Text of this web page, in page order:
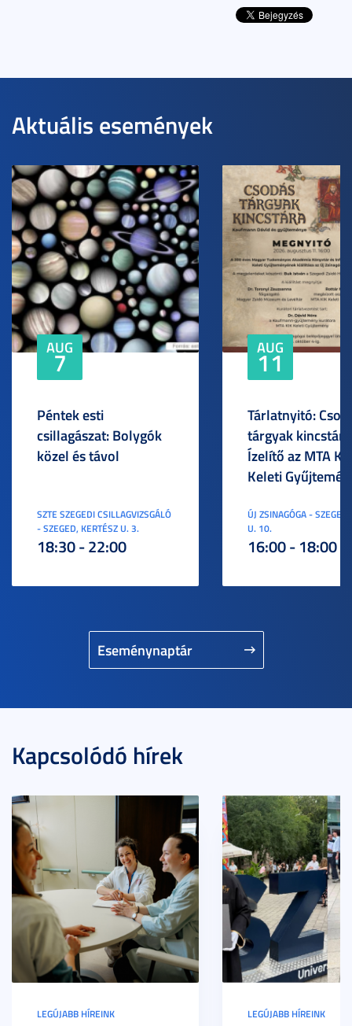
Aktuális események
Eseménynaptár
AUG
7
Péntek esti
csillagászat: Bolygók
közel és távol
SZTE SZEGEDI CSILLAGVIZSGÁLÓ
- SZEGED, KERTÉSZ U. 3.
18:30 - 22:00
AUG
11
Tárlatnyitó:
tárgyak
Ízelítő az MTA
Keleti
ÚJ ZSINAGÓGA -
U. 10.
16:00 - 18:00
Kapcsolódó hírek
LEGÚJABB HÍREINK LEGÚJABB HÍREINK